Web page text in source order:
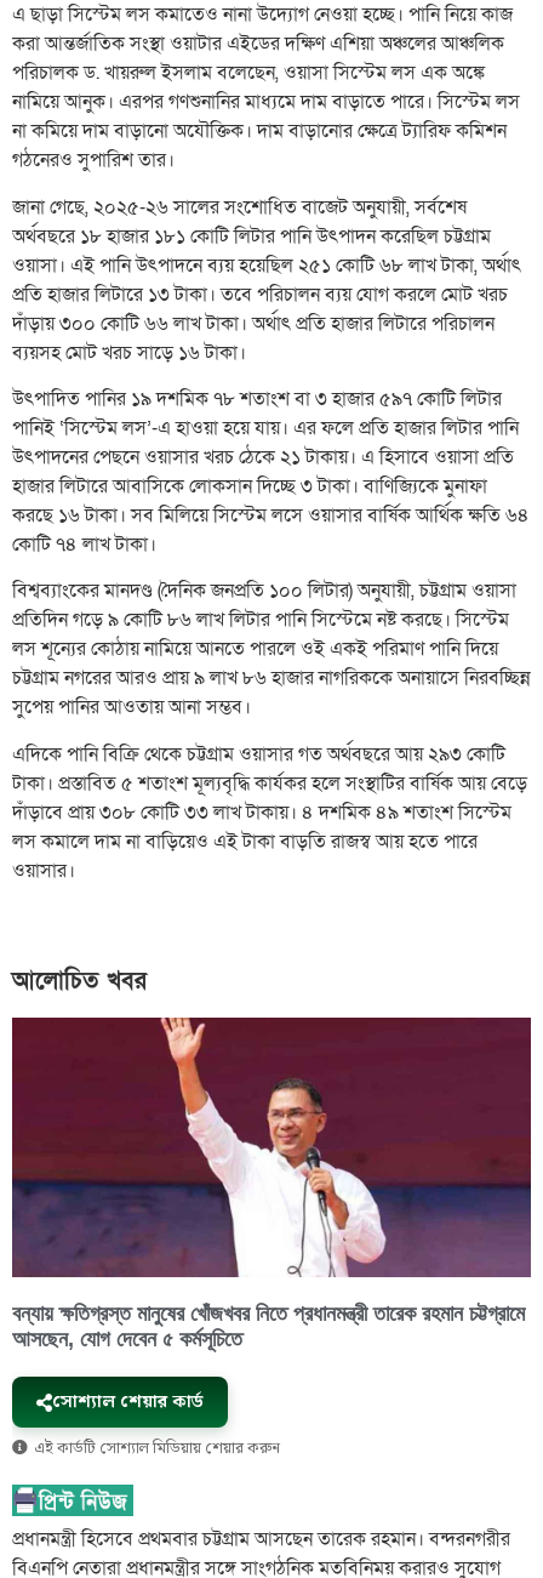
এ ছাড়া সিস্টেম লস কমাতেও নানা উদ্যোগ নেওয়া হচ্ছে। পানি নিয়ে কাজ
করা আন্তর্জাতিক সংস্থা ওয়াটার এইডের দক্ষিণ এশিয়া অঞ্চলের আঞ্চলিক
পরিচালক ড. খায়রুল ইসলাম বলেছেন, ওয়াসা সিস্টেম লস এক অঙ্কে
নামিয়ে আনুক। এরপর গণশুনানির মাধ্যমে দাম বাড়াতে পারে। সিস্টেম লস
না কমিয়ে দাম বাড়ানো অযৌক্তিক। দাম বাড়ানোর ক্ষেত্রে ট্যারিফ কমিশন
গঠনেরও সুপারিশ তার।
জানা গেছে, ২০২৫-২৬ সালের সংশোধিত বাজেট অনুযায়ী, সর্বশেষ
অর্থবছরে ১৮ হাজার ১৮১ কোটি লিটার পানি উৎপাদন করেছিল চট্টগ্রাম
ওয়াসা। এই পানি উৎপাদনে ব্যয় হয়েছিল ২৫১ কোটি ৬৮ লাখ টাকা, অর্থাৎ
প্রতি হাজার লিটারে ১৩ টাকা। তবে পরিচালন ব্যয় যোগ করলে মোট খরচ
দাঁড়ায় ৩০০ কোটি ৬৬ লাখ টাকা। অর্থাৎ প্রতি হাজার লিটারে পরিচালন
ব্যয়সহ মোট খরচ সাড়ে ১৬ টাকা।
উৎপাদিত পানির ১৯ দশমিক ৭৮ শতাংশ বা ৩ হাজার ৫৯৭ কোটি লিটার
পানিই ‘সিস্টেম লস’-এ হাওয়া হয়ে যায়। এর ফলে প্রতি হাজার লিটার পানি
উৎপাদনের পেছনে ওয়াসার খরচ ঠেকে ২১ টাকায়। এ হিসাবে ওয়াসা প্রতি
হাজার লিটারে আবাসিকে লোকসান দিচ্ছে ৩ টাকা। বাণিজ্যিকে মুনাফা
করছে ১৬ টাকা। সব মিলিয়ে সিস্টেম লসে ওয়াসার বার্ষিক আর্থিক ক্ষতি ৬৪
কোটি ৭৪ লাখ টাকা।
বিশ্বব্যাংকের মানদণ্ড (দৈনিক জনপ্রতি ১০০ লিটার) অনুযায়ী, চট্টগ্রাম ওয়াসা
প্রতিদিন গড়ে ৯ কোটি ৮৬ লাখ লিটার পানি সিস্টেমে নষ্ট করছে। সিস্টেম
লস শূন্যের কোঠায় নামিয়ে আনতে পারলে ওই একই পরিমাণ পানি দিয়ে
চট্টগ্রাম নগরের আরও প্রায় ৯ লাখ ৮৬ হাজার নাগরিককে অনায়াসে নিরবচ্ছিন্ন
সুপেয় পানির আওতায় আনা সম্ভব।
এদিকে পানি বিক্রি থেকে চট্টগ্রাম ওয়াসার গত অর্থবছরে আয় ২৯৩ কোটি
টাকা। প্রস্তাবিত ৫ শতাংশ মূল্যবৃদ্ধি কার্যকর হলে সংস্থাটির বার্ষিক আয় বেড়ে
দাঁড়াবে প্রায় ৩০৮ কোটি ৩৩ লাখ টাকায়। ৪ দশমিক ৪৯ শতাংশ সিস্টেম
লস কমালে দাম না বাড়িয়েও এই টাকা বাড়তি রাজস্ব আয় হতে পারে
ওয়াসার।
আলোচিত খবর
বন্যায় ক্ষতিগ্রস্ত মানুষের খোঁজখবর নিতে প্রধানমন্ত্রী তারেক রহমান চট্টগ্রামে
আসছেন, যোগ দেবেন ৫ কর্মসূচিতে
সোশ্যাল শেয়ার কার্ড
এই কার্ডটি সোশ্যাল মিডিয়ায় শেয়ার করুন
প্রধানমন্ত্রী হিসেবে প্রথমবার চট্টগ্রাম আসছেন তারেক রহমান। বন্দরনগরীর
বিএনপি নেতারা প্রধানমন্ত্রীর সঙ্গে সাংগঠনিক মতবিনিময় করারও সুযোগ